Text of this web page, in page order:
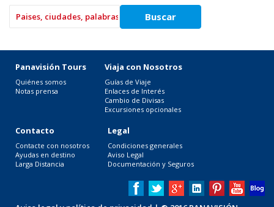
Panavisión Tours
Quiénes somos
Notas prensa
Viaja con Nosotros
Guías de Viaje
Enlaces de Interés
Cambio de Divisas
Excursiones opcionales
Contacto
Contacte con nosotros
Ayudas en destino
Larga Distancia
Legal
Condiciones generales
Aviso Legal
Documentación y Seguros